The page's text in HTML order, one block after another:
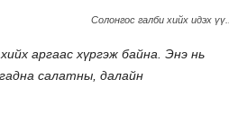
Солонгос галби хийх идэх үү...
аргаас хүргэж байна. Энэ нь
салатны, далайн